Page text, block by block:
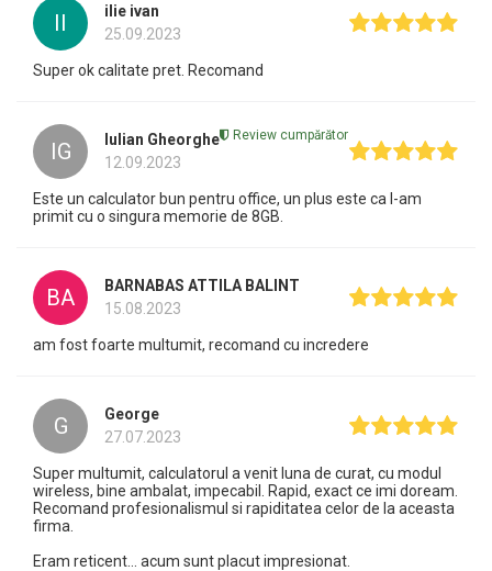
II
ilie ivan
25.09.2023
Super ok calitate pret. Recomand
IG
Iulian Gheorghe
12.09.2023
Review cumpărător
Este un calculator bun pentru office, un plus este ca l-am
primit cu o singura memorie de 8GB.
BA
BARNABAS ATTILA BALINT
15.08.2023
am fost foarte multumit, recomand cu incredere
G
George
27.07.2023
Super multumit, calculatorul a venit luna de curat, cu modul
wireless, bine ambalat, impecabil. Rapid, exact ce imi doream.
Recomand profesionalismul si rapiditatea celor de la aceasta
firma.
Eram reticent... acum sunt placut impresionat.